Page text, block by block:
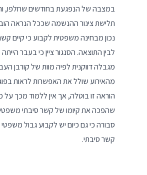
במצבה של הנפגעת בחודשים שחלפו,
תלישת צינור ההנשמה שככל הנראה
נכון מבחינה משפטית לקבוע כי קיים
לבין התוצאה. הסנגור ציין כי בעבר
מגבלה דווקנית לפיה מוות של קורבן
מהאירוע שולל את האפשרות לראות
הוראה זו בוטלה, אך אין ללמוד מכך על
שהפכה את קיומו של קשר סיבתי
סבורה כי גם כיום יש לקבוע גבול
קשר סיבתי.